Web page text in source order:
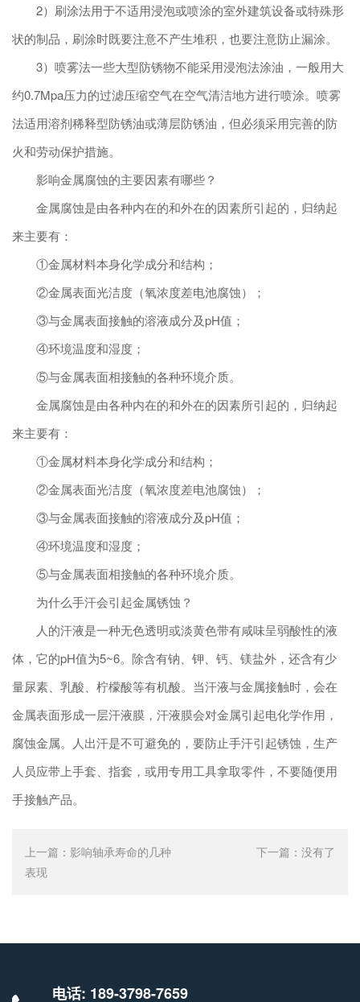
2）刷涂法用于不适用浸泡或喷涂的室外建筑设备或特殊形
状的制品，刷涂时既要注意不产生堆积，也要注意防止漏涂。
3）喷雾法一些大型防锈物不能采用浸泡法涂油，一般用大
约0.7Mpa压力的过滤压缩空气在空气清洁地方进行喷涂。喷雾
法适用溶剂稀释型防锈油或薄层防锈油，但必须采用完善的防
火和劳动保护措施。
影响金属腐蚀的主要因素有哪些？
金属腐蚀是由各种内在的和外在的因素所引起的，归纳起
来主要有：
①金属材料本身化学成分和结构；
②金属表面光洁度（氧浓度差电池腐蚀）；
③与金属表面接触的溶液成分及pH值；
④环境温度和湿度；
⑤与金属表面相接触的各种环境介质。
金属腐蚀是由各种内在的和外在的因素所引起的，归纳起
来主要有：
①金属材料本身化学成分和结构；
②金属表面光洁度（氧浓度差电池腐蚀）；
③与金属表面接触的溶液成分及pH值；
④环境温度和湿度；
⑤与金属表面相接触的各种环境介质。
为什么手汗会引起金属锈蚀？
人的汗液是一种无色透明或淡黄色带有咸味呈弱酸性的液
体，它的pH值为5~6。除含有钠、钾、钙、镁盐外，还含有少
量尿素、乳酸、柠檬酸等有机酸。当汗液与金属接触时，会在
金属表面形成一层汗液膜，汗液膜会对金属引起电化学作用，
腐蚀金属。人出汗是不可避免的，要防止手汗引起锈蚀，生产
人员应带上手套、指套，或用专用工具拿取零件，不要随便用
手接触产品。
上一篇： 影响轴承寿命的几种
表现
下一篇： 没有了
电话: 189-3798-7659